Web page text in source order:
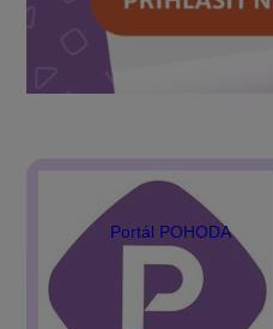
Portál POHODA